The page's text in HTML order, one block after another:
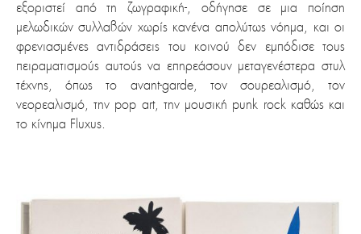
εξοριστεί από τη ζωγραφική-, οδήγησε σε μια ποίηση
μελωδικών συλλαβών χωρίς κανένα απολύτως νόημα, και οι
φρενιασμένες αντιδράσεις του κοινού δεν εμπόδισε τους
πειραματισμούς αυτούς να επηρεάσουν μεταγενέστερα στυλ
τέχνης, όπως το avant-garde, τον σουρεαλισμό, τον
νεορεαλισμό, την pop art, την μουσική punk rock καθώς και
το κίνημα Fluxus.